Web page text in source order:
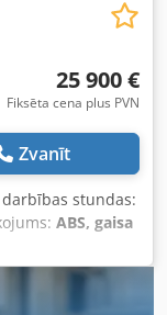
25 900 €
Fiksēta cena plus PVN
Zvanīt
darbības stundas:
ABS, gaisa
2 997
105,9 kW (144